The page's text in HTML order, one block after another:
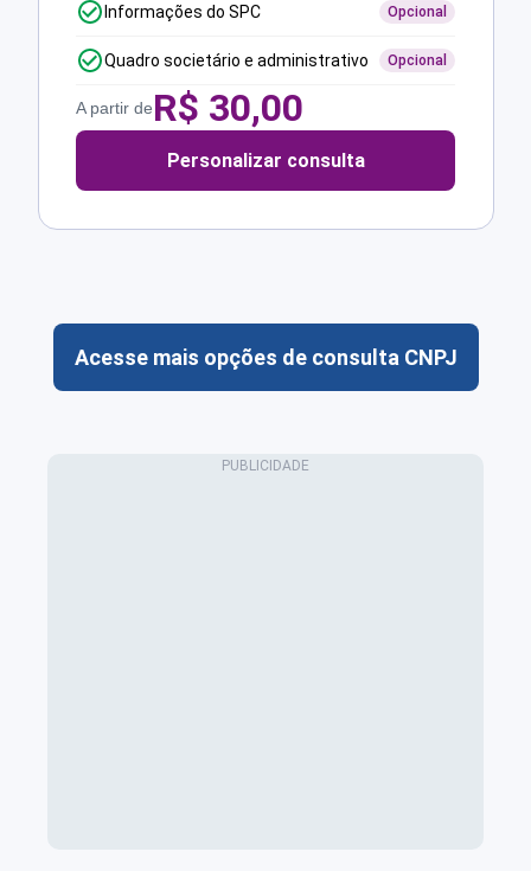
Informações do SPC Opcional
Quadro societário e administrativo Opcional
A partir deR$ 30,00
Personalizar consulta
Acesse mais opções de consulta CNPJ